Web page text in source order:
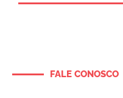
FALE CONOSCO